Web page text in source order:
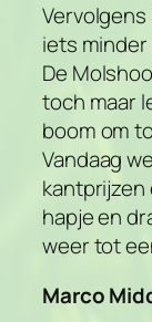
iets
De
toch maar
boom om
Vandaag
kantprijzen
hapje en
weer tot
Marco